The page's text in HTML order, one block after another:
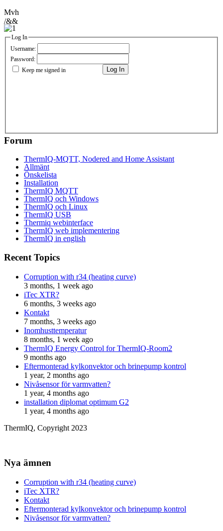
Mvh
/&&
Log In
Username:
Password:
Keep me signed in
Log In
Forum
ThermIQ-MQTT, Nodered and Home Assistant
Allmänt
Önskelista
Installation
ThermIQ MQTT
ThermIQ och Windows
ThermIQ och Linux
ThermIQ USB
Thermiq webinterface
ThermIQ web implementering
ThermIQ in english
Recent Topics
Corruption with r34 (heating curve)
3 months, 1 week ago
iTec XTR?
6 months, 3 weeks ago
Kontakt
7 months, 3 weeks ago
Inomhusttemperatur
8 months, 1 week ago
ThermIQ Energy Control for ThermIQ-Room2
9 months ago
Eftermonterad kylkonvektor och brinepump kontrol
1 year, 2 months ago
Nivåsensor för varmvatten?
1 year, 4 months ago
installation diplomat optimum G2
1 year, 4 months ago
ThermIQ, Copyright 2023
Nya ämnen
Corruption with r34 (heating curve)
iTec XTR?
Kontakt
Eftermonterad kylkonvektor och brinepump kontrol
Nivåsensor för varmvatten?